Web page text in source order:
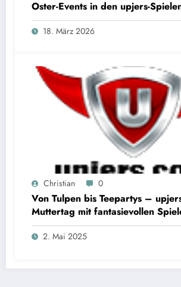
Oster-Events in den upjers-
18. März 2026
Christian 0
Von Tulpen bis Teepartys –
Muttertag mit fantasievollen
2. Mai 2025